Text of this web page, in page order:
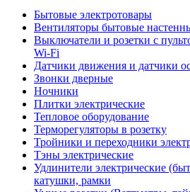
Бытовые электротовары
Вентиляторы бытовые
Выключатели и розетки с
Wi-Fi
Датчики движения и датчики
Звонки дверные
Ночники
Плитки электрические
Тепловое оборудование
Терморегуляторы в розетку
Тройники и переходники
Тэны электрические
Удлинители электрические
катушки, рамки